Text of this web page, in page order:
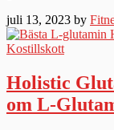
juli 13, 2023 by
Kostillskott
Holistic
om L-